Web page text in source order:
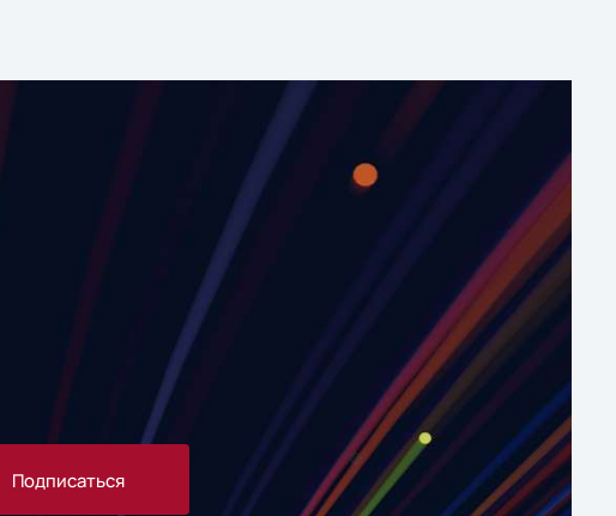
Подписаться